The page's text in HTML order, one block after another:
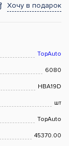
Хочу в подарок
TopAuto
6080
HBA19D
шт
TopAuto
45370.00